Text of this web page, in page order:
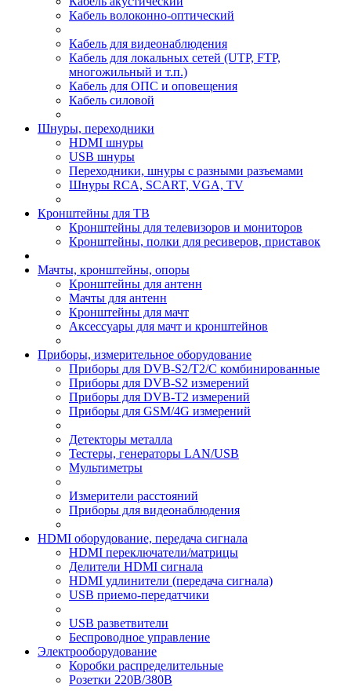
Кабель волоконно-оптический
Кабель для видеонаблюдения
Кабель для локальных сетей (UTP, FTP,
многожильный и т.п.)
Кабель для ОПС и оповещения
Кабель силовой
Шнуры, переходники
HDMI шнуры
USB шнуры
Переходники, шнуры с разными разъемами
Шнуры RCA, SCART, VGA, TV
Кронштейны для ТВ
Кронштейны для телевизоров и мониторов
Кронштейны, полки для ресиверов, приставок
Мачты, кронштейны, опоры
Кронштейны для антенн
Мачты для антенн
Кронштейны для мачт
Аксессуары для мачт и кронштейнов
Приборы, измерительное оборудование
Приборы для DVB-S2/T2/C комбинированные
Приборы для DVB-S2 измерений
Приборы для DVB-T2 измерений
Приборы для GSM/4G измерений
Детекторы металла
Тестеры, генераторы LAN/USB
Мультиметры
Измерители расстояний
Приборы для видеонаблюдения
HDMI оборудование, передача сигнала
HDMI переключатели/матрицы
Делители HDMI сигнала
HDMI удлинители (передача сигнала)
USB приемо-передатчики
USB разветвители
Беспроводное управление
Электрооборудование
Коробки распределительные
Розетки 220В/380В